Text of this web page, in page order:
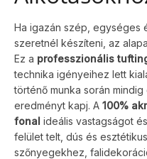
Ha igazán szép, egységes
szeretnél készíteni, az
Ez a professzionális
technika igényeihez lett
történő munka során
eredményt kapj. A 100%
fonal ideális vastagságot
felület telt, dús és
szőnyegekhez,